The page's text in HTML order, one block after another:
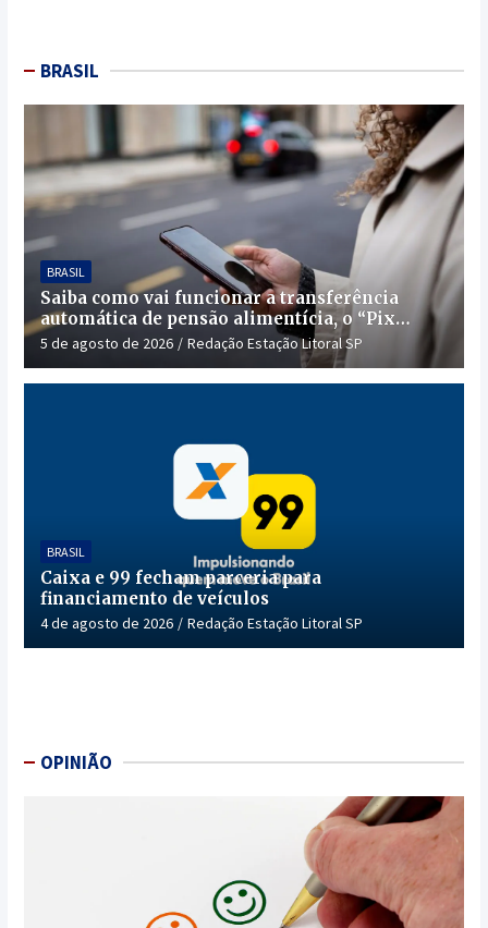
BRASIL
BRASIL
Saiba como vai funcionar a transferência
automática de pensão alimentícia, o “Pix
Pensão”
5 de agosto de 2026 Redação Estação Litoral SP
BRASIL
Caixa e 99 fecham parceria para
financiamento de veículos
4 de agosto de 2026 Redação Estação Litoral SP
OPINIÃO